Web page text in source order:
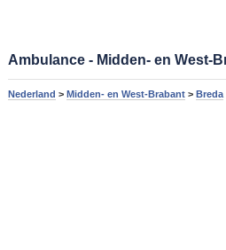
Ambulance - Midden- en West-
Nederland > Midden- en West-Brabant> Breda